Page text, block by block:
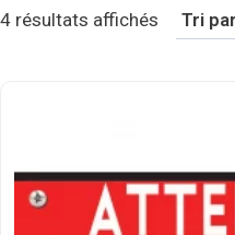
4 résultats affichés